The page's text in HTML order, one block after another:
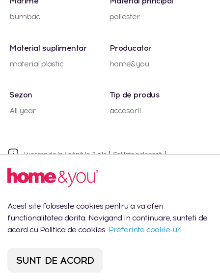
bumbac
poliester
Material suplimentar
material plastic
Producator
home&you
Sezon
All year
Tip de produs
accesorii
Livrarea de la 1 până la 2 zile Calitate poloneză
Harta Adresa
Cantitate totala
Lun-Vin:
09:00 -
18:00
1 buc.
Arborilor 21
Acest site foloseste cookies pentru a va oferi
functionalitatea dorita. Navigand in continuare, sunteti de
acord cu Politica de cookies. Preferinte cookie-uri
SUNT DE ACORD